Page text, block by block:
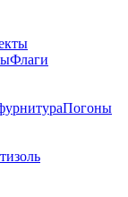
Флаги
Погоны